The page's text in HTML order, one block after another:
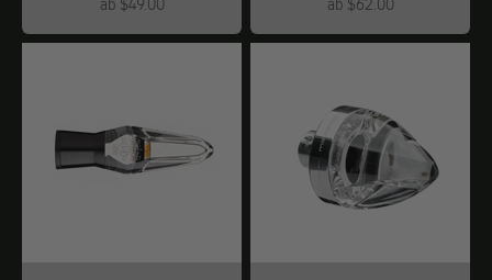
ab $49.00 ab $62.00